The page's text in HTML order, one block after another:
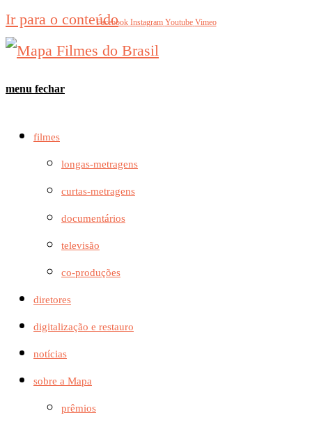
Ir para o conteúdo
Facebook Instagram Youtube Vimeo
menu fechar
filmes
longas-metragens
curtas-metragens
documentários
televisão
co-produções
diretores
digitalização e restauro
notícias
sobre a Mapa
prêmios